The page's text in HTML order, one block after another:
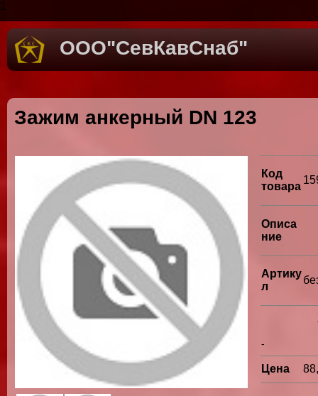
1
ООО"СевКавСнаб"
Зажим анкерный DN 123
Код
товара
Описа
ние
Артику
л
-
Цена